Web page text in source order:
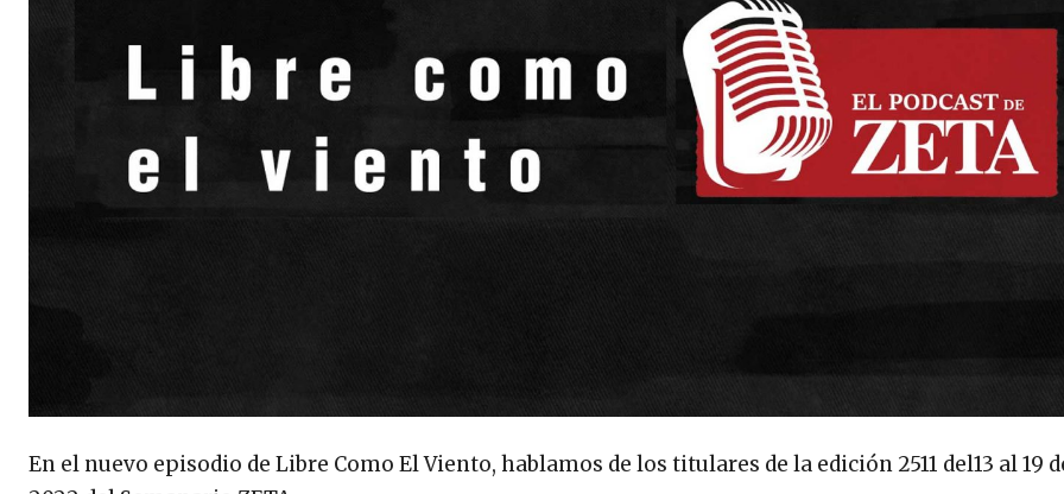
En el nuevo episodio de Libre Como El Viento, hablamos de los titulares de la edición 2511 del13 al 19